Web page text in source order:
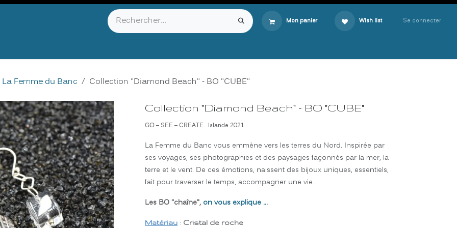
Mon panier Wish list Se connecter
La Femme du Banc Collection "Diamond Beach" - BO "CUBE"
Collection "Diamond Beach" - BO "CUBE"
GO – SEE – CREATE. Islande 2021
La Femme du Banc vous emmène vers les terres du Nord. Inspirée par
ses voyages, ses photographies et des paysages façonnés par la mer, la
terre et le vent. De ces émotions, naissent des bijoux uniques, essentiels,
fait pour traverser le temps, accompagner une vie.
Les BO "chaîne", on vous explique ...
Matériau : Cristal de roche